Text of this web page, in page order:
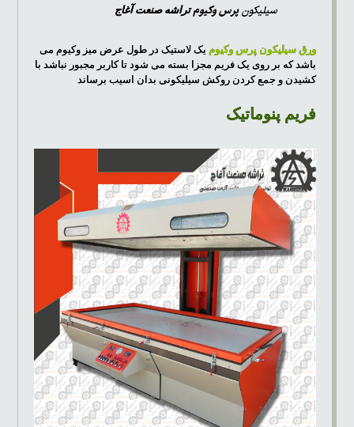
سیلیکونپرس وکیومتراشه صنعت آغاج
ورق سیلیکون پرس وکیوم یک لاستیک در طول عرض میز وکیوم می
باشد که بر روی یک فریم مجزا بسته می شود تا کاربر مجبور نباشد با
کشیدن و جمع کردن روکش سیلیکونی بدان اسیب برساند
فریم پنوماتیک